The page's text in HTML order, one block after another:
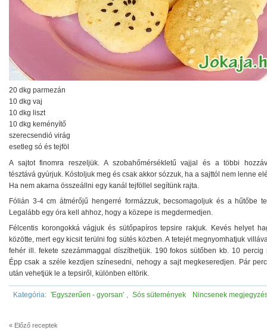
20 dkg parmezán
10 dkg vaj
10 dkg liszt
10 dkg keményítő
szerecsendió virág
esetleg só és tejföl
A sajtot finomra reszeljük. A szobahőmérsékletű vajjal és a többi
tésztává gyúrjuk. Kóstoljuk meg és csak akkor sózzuk, ha a sajttól nem lenne
Ha nem akarna összeállni egy kanál tejföllel segítünk rajta.
Fólián 3-4 cm átmérőjű hengerré formázzuk, becsomagoljuk és a hűtőbe
Legalább egy óra kell ahhoz, hogy a közepe is megdermedjen.
Félcentis korongokká vágjuk és sütőpapíros tepsire rakjuk. Kevés helyet
közötte, mert egy kicsit terülni fog sütés közben. A tetejét megnyomhatjuk
fehér ill. fekete szezámmaggal díszíthetjük. 190 fokos sütőben kb. 10 percig
Épp csak a széle kezdjen színesedni, nehogy a sajt megkeseredjen. Pár
után vehetjük le a tepsiről, különben eltörik.
Kategória: 'Egyszerűen - gyorsan' , Sós sütemények Nincsenek
« Előző receptek